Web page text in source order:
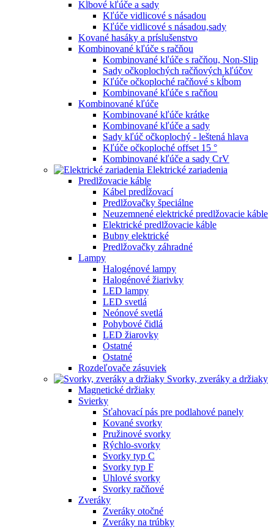
Kĺbové kľúče a sady
Kľúče vidlicové s násadou
Kľúče vidlicové s násadou,sady
Kované hasáky a príslušenstvo
Kombinované kľúče s račňou
Kombinované kľúče s račňou, Non-Slip
Sady očkoplochých račňových kľúčov
Kľúče očkoploché račňové s kĺbom
Kombinované kľúče s račňou
Kombinované kľúče
Kombinované kľúče krátke
Kombinované kľúče a sady
Sady kľúč očkoplochý - leštená hlava
Kľúče očkoploché offset 15 °
Kombinované kľúče a sady CrV
Elektrické zariadenia
Predlžovacie káble
Kábel predĺžovací
Predlžovačky špeciálne
Neuzemnené elektrické predlžovacie káble
Elektrické predlžovacie káble
Bubny elektrické
Predlžovačky záhradné
Lampy
Halogénové lampy
Halogénové žiarivky
LED lampy
LED svetlá
Neónové svetlá
Pohybové čidlá
LED žiarovky
Ostatné
Ostatné
Rozdeľovače zásuviek
Svorky, zveráky a držiaky
Magnetické držiaky
Svierky
Sťahovací pás pre podlahové panely
Kované svorky
Pružinové svorky
Rýchlo-svorky
Svorky typ C
Svorky typ F
Uhlové svorky
Svorky račňové
Zveráky
Zveráky otočné
Zveráky na trúbky